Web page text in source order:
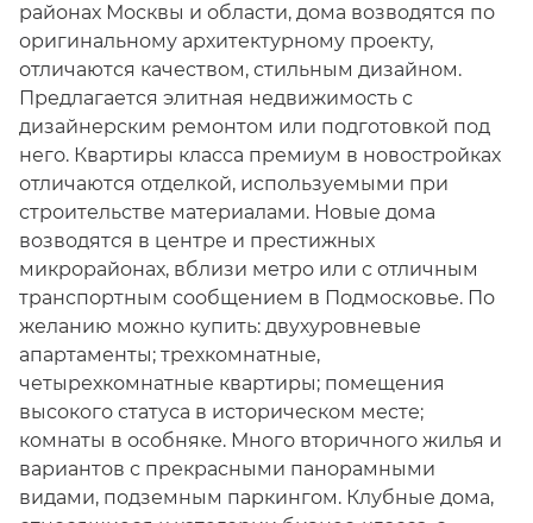
районах Москвы и области, дома возводятся по
оригинальному архитектурному проекту,
отличаются качеством, стильным дизайном.
Предлагается элитная недвижимость с
дизайнерским ремонтом или подготовкой под
него. Квартиры класса премиум в новостройках
отличаются отделкой, используемыми при
строительстве материалами. Новые дома
возводятся в центре и престижных
микрорайонах, вблизи метро или с отличным
транспортным сообщением в Подмосковье. По
желанию можно купить: двухуровневые
апартаменты; трехкомнатные,
четырехкомнатные квартиры; помещения
высокого статуса в историческом месте;
комнаты в особняке. Много вторичного жилья и
вариантов с прекрасными панорамными
видами, подземным паркингом. Клубные дома,